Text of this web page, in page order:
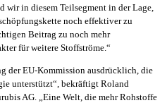
wir in diesem Teilsegment in der Lage,
noch effektiver zu
Beitrag zu noch mehr
für weitere Stoffströme.“
der EU-Kommission ausdrücklich, die
unterstützt“, bekräftigt Roland
AG. „Eine Welt, die mehr Rohstoffe